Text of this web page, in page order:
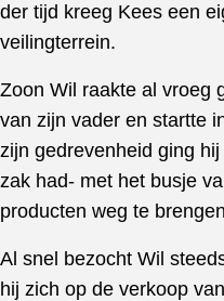
der tijd kreeg Kees een
veilingterrein.
Zoon Wil raakte al vroeg
van zijn vader en startte
zijn gedrevenheid ging
zak had- met het busje
producten weg te
Al snel bezocht Wil
hij zich op de verkoop